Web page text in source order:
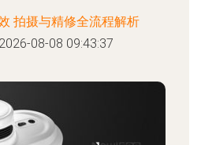
拍摄与精修全流程解析
08-08 09:43:37